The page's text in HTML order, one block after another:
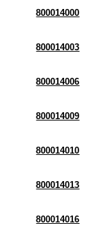
800014000
800014003
800014006
800014009
800014010
800014013
800014016